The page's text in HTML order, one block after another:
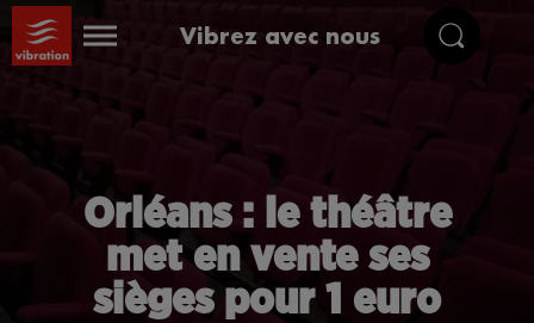
Vibrez avec nous
Orléans : le théâtre
met en vente ses
sièges pour 1 euro